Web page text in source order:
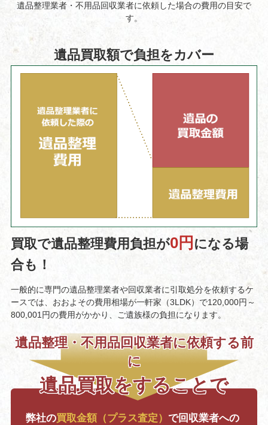
遺品整理業者・不用品回収業者に依頼した場合の費用の目安で
す。
遺品買取額で負担をカバー
買取で遺品整理費用負担が0円 になる場
合も！
一般的に専門の遺品整理業者や回収業者に引取処分を依頼するケ
ースでは、おおよその費用相場が一軒家（3LDK）で120,000円～
800,001円の費用がかかり、ご遺族様の負担になります。
遺品整理・不用品回収業者に依頼する前
に
遺品買取をすることで
弊社の買取金額（プラス査定） で回収業者への